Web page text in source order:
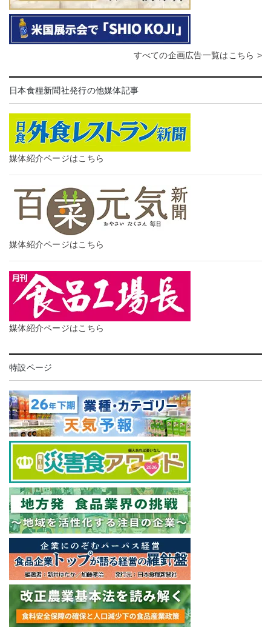
すべての企画広告一覧はこちら >
日本食糧新聞社発行の他媒体記事
媒体紹介ページはこちら
媒体紹介ページはこちら
媒体紹介ページはこちら
特設ページ